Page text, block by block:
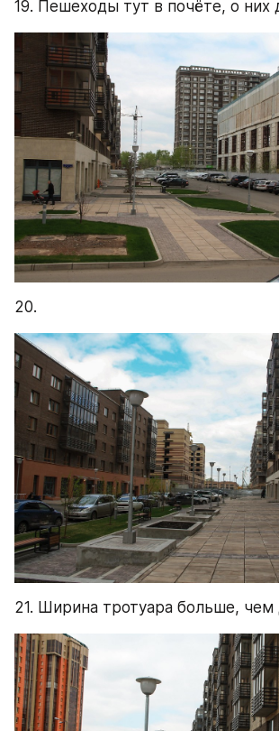
19. Пешеходы тут в почёте, о них
20.
21. Ширина тротуара больше, чем